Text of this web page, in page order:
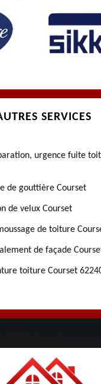
SERVICES
urgence fuite
de gouttière Courset
de velux Courset
de toiture
de façade
toiture Courset